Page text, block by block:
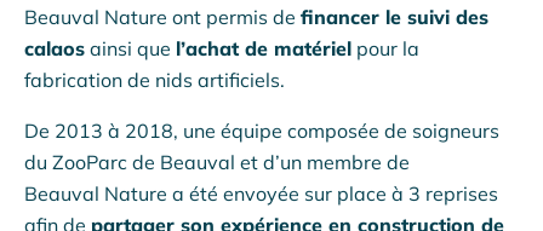
Beauval Nature ont permis de financer le suivi des
calaos ainsi que l’achat de matériel pour la
fabrication de nids artificiels.
De 2013 à 2018, une équipe composée de soigneurs
du ZooParc de Beauval et d’un membre de
Beauval Nature a été envoyée sur place à 3 reprises
afin de partager son expérience en construction de